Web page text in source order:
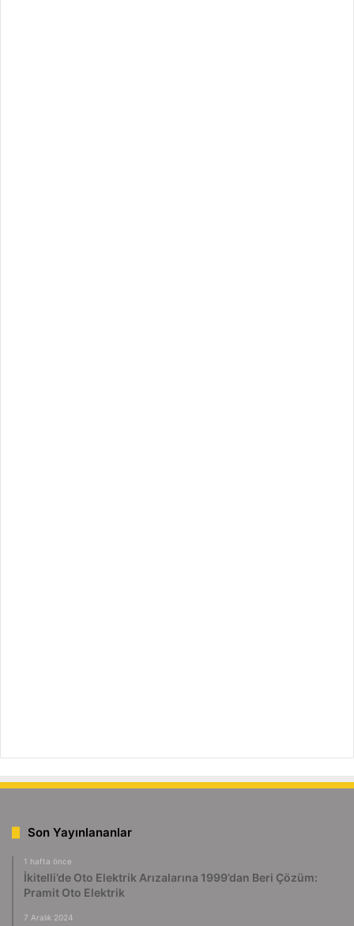
Son Yayınlananlar
1 hafta önce
İkitelli’de Oto Elektrik Arızalarına 1999’dan Beri Çözüm:
Pramit Oto Elektrik
7 Aralık 2024